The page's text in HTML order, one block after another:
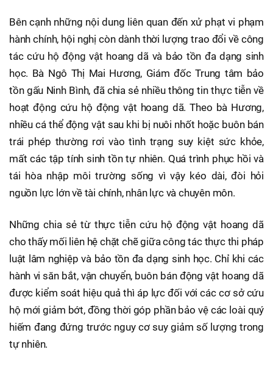
Bên cạnh những nội dung liên quan đến xử phạt vi phạm
hành chính, hội nghị còn dành thời lượng trao đổi về công
tác cứu hộ động vật hoang dã và bảo tồn đa dạng sinh
học. Bà Ngô Thị Mai Hương, Giám đốc Trung tâm bảo
tồn gấu Ninh Bình, đã chia sẻ nhiều thông tin thực tiễn về
hoạt động cứu hộ động vật hoang dã. Theo bà Hương,
nhiều cá thể động vật sau khi bị nuôi nhốt hoặc buôn bán
trái phép thường rơi vào tình trạng suy kiệt sức khỏe,
mất các tập tính sinh tồn tự nhiên. Quá trình phục hồi và
tái hòa nhập môi trường sống vì vậy kéo dài, đòi hỏi
nguồn lực lớn về tài chính, nhân lực và chuyên môn.
Những chia sẻ từ thực tiễn cứu hộ động vật hoang dã
cho thấy mối liên hệ chặt chẽ giữa công tác thực thi pháp
luật lâm nghiệp và bảo tồn đa dạng sinh học. Chỉ khi các
hành vi săn bắt, vận chuyển, buôn bán động vật hoang dã
được kiểm soát hiệu quả thì áp lực đối với các cơ sở cứu
hộ mới giảm bớt, đồng thời góp phần bảo vệ các loài quý
hiếm đang đứng trước nguy cơ suy giảm số lượng trong
tự nhiên.